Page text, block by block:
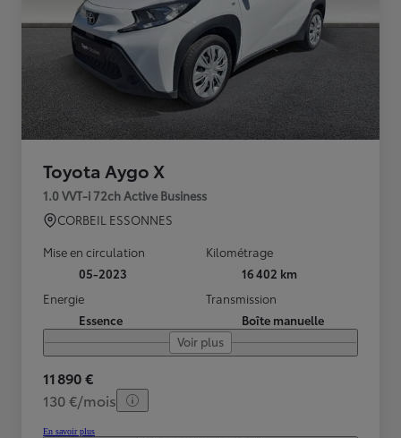
Toyota Aygo X
1.0 VVT-i 72ch Active Business
CORBEIL ESSONNES
Mise en circulation
05-2023
Kilométrage
16 402 km
Energie
Essence
Transmission
Boîte manuelle
Voir plus
11 890 €
130 €/mois
En savoir plus